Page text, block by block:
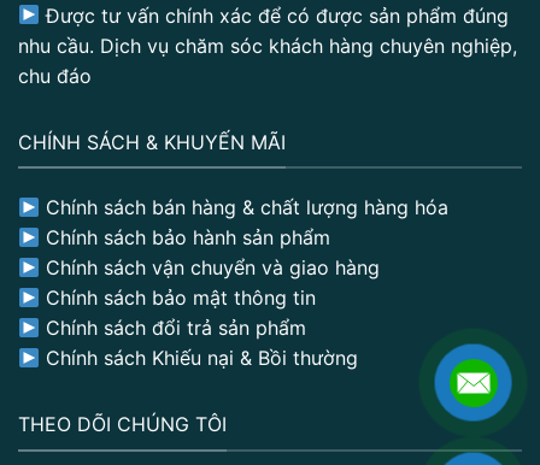
Được tư vấn chính xác để có được sản phẩm đúng
nhu cầu. Dịch vụ chăm sóc khách hàng chuyên nghiệp,
chu đáo
CHÍNH SÁCH & KHUYẾN MÃI
Chính sách bán hàng & chất lượng hàng hóa
Chính sách bảo hành sản phẩm
Chính sách vận chuyển và giao hàng
Chính sách bảo mật thông tin
Chính sách đổi trả sản phẩm
Chính sách Khiếu nại & Bồi thường
THEO DÕI CHÚNG TÔI